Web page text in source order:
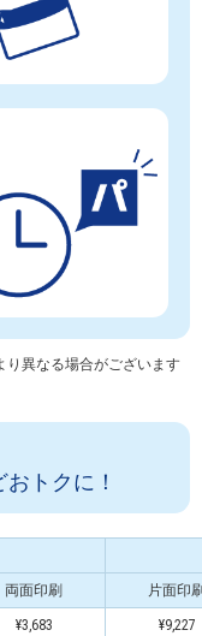
異なる場合がございます
トクに！
両面印刷 片面印
¥3,683 ¥9,227